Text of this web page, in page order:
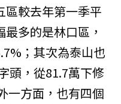
區較去年第一季平
多的是林口區，
；其次為泰山也
頭，從81.7萬下修
一方面，也有四個